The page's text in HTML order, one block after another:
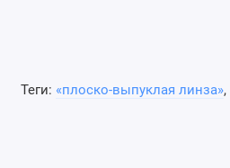
Теги: «плоско-выпуклая линза»,